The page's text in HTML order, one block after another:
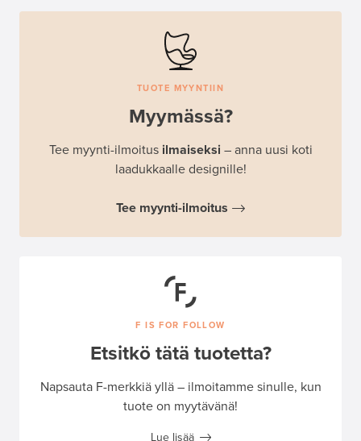
TUOTE MYYNTIIN
Myymässä?
Tee myynti-ilmoitus ilmaiseksi – anna uusi koti
laadukkaalle designille!
Tee myynti-ilmoitus
F IS FOR FOLLOW
Etsitkö tätä tuotetta?
Napsauta F-merkkiä yllä – ilmoitamme sinulle, kun
tuote on myytävänä!
Lue lisää